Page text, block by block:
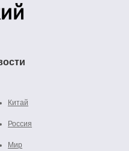
Китай
Россия
Мир